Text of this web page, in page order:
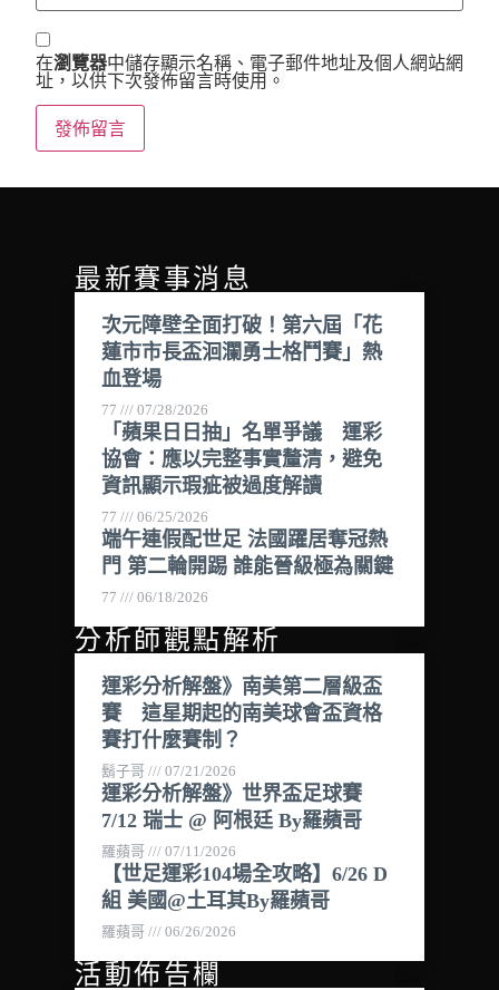
在瀏覽器中儲存顯示名稱、電子郵件地址及個人網站網
址，以供下次發佈留言時使用。
最新賽事消息
次元障壁全面打破！第六屆「花
蓮市市長盃洄瀾勇士格鬥賽」熱
血登場
77 07/28/2026
「蘋果日日抽」名單爭議 運彩
協會：應以完整事實釐清，避免
資訊顯示瑕疵被過度解讀
77 06/25/2026
端午連假配世足 法國躍居奪冠熱
門 第二輪開踢 誰能晉級極為關鍵
77 06/18/2026
分析師觀點解析
運彩分析解盤》南美第二層級盃
賽 這星期起的南美球會盃資格
賽打什麼賽制？
鬍子哥 07/21/2026
運彩分析解盤》世界盃足球賽
7/12 瑞士 @ 阿根廷 By羅蘋哥
羅蘋哥 07/11/2026
【世足運彩104場全攻略】6/26 D
組 美國@土耳其By羅蘋哥
羅蘋哥 06/26/2026
活動佈告欄